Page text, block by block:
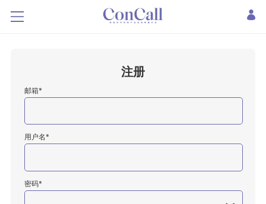
注册
邮箱*
用户名*
密码*